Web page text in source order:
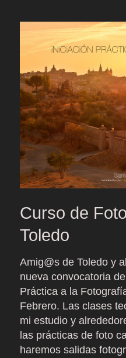
Curso de
Toledo
Amig@s de Toledo y
nueva convocatoria
Práctica a la
Febrero. Las clases
mi estudio y
las prácticas de foto
haremos salidas